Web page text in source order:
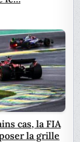
cas, la FIA
la grille